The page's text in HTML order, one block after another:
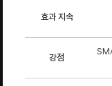
효과 지속
강점